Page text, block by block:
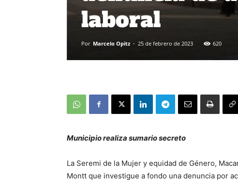
laboral
Por Marcelo Opitz - 25 de febrero de 2023 620
Municipio realiza sumario secreto
La Seremi de la Mujer y equidad de Género,
Montt que investigue a fondo una denuncia por